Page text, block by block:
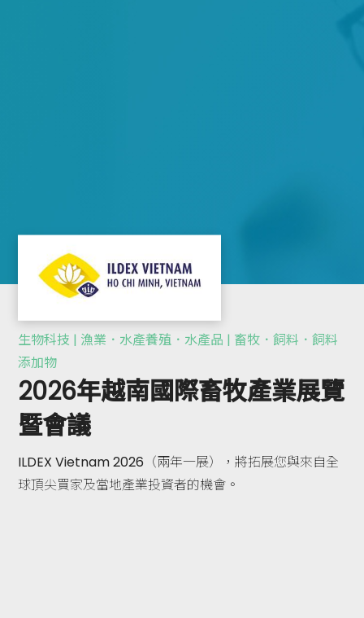
生物科技 | 漁業．水產養殖．水產品 | 畜牧．飼料．飼料
添加物
2026年越南國際畜牧產業展覽
暨會議
ILDEX Vietnam 2026（兩年一展），將拓展您與來自全
球頂尖買家及當地產業投資者的機會。